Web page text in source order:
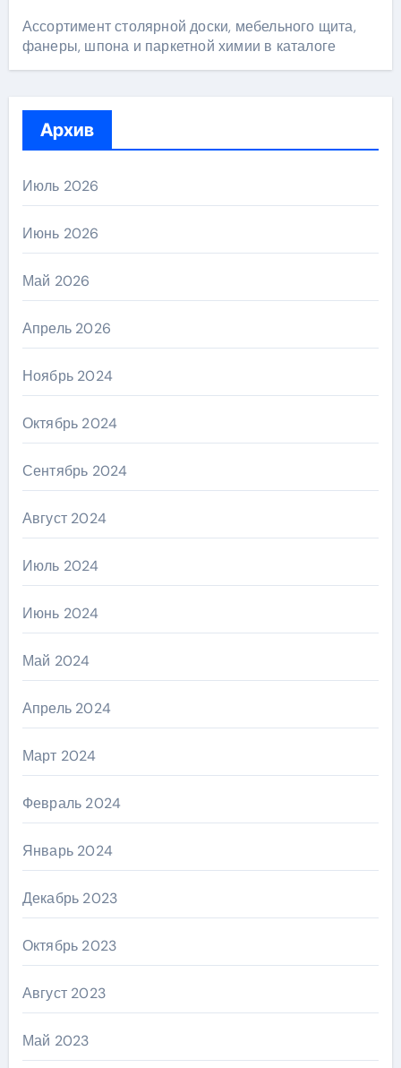
Ассортимент столярной доски, мебельного щита,
фанеры, шпона и паркетной химии в каталоге
Архив
Июль 2026
Июнь 2026
Май 2026
Апрель 2026
Ноябрь 2024
Октябрь 2024
Сентябрь 2024
Август 2024
Июль 2024
Июнь 2024
Май 2024
Апрель 2024
Март 2024
Февраль 2024
Январь 2024
Декабрь 2023
Октябрь 2023
Август 2023
Май 2023